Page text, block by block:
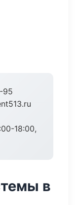
95
18:00,
в